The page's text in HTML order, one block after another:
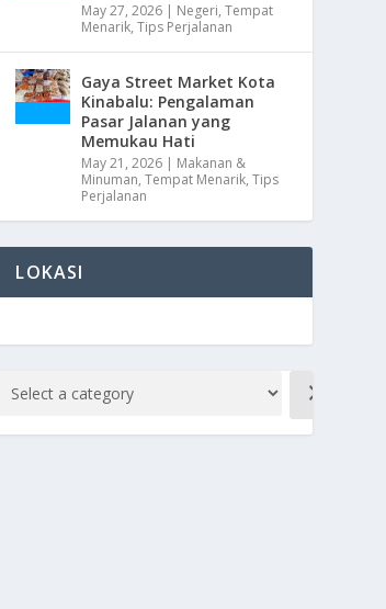
May 27, 2026 | Negeri,Tempat
Menarik,Tips Perjalanan
Gaya Street Market Kota
Kinabalu: Pengalaman
Pasar Jalanan yang
Memukau Hati
May 21, 2026 | Makanan &
Minuman,Tempat Menarik,Tips
Perjalanan
LOKASI